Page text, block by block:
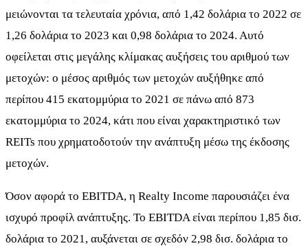
μειώνονται τα τελευταία χρόνια, από 1,42 δολάρια το 2022 σε
1,26 δολάρια το 2023 και 0,98 δολάρια το 2024. Αυτό
οφείλεται στις μεγάλης κλίμακας αυξήσεις του αριθμού των
μετοχών: ο μέσος αριθμός των μετοχών αυξήθηκε από
περίπου 415 εκατομμύρια το 2021 σε πάνω από 873
εκατομμύρια το 2024, κάτι που είναι χαρακτηριστικό των
REITs που χρηματοδοτούν την ανάπτυξη μέσω της έκδοσης
μετοχών.
Όσον αφορά το EBITDA, η Realty Income παρουσιάζει ένα
ισχυρό προφίλ ανάπτυξης. Το EBITDA είναι περίπου 1,85 δισ.
δολάρια το 2021, αυξάνεται σε σχεδόν 2,98 δισ. δολάρια το